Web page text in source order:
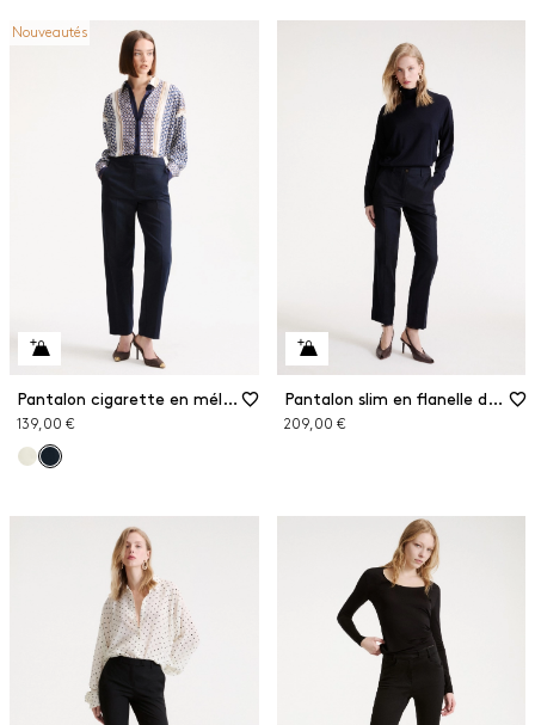
Nouveautés
Pantalon cigarette en mélange de coton
139,00 €
Pantalon slim en flanelle de laine
209,00 €